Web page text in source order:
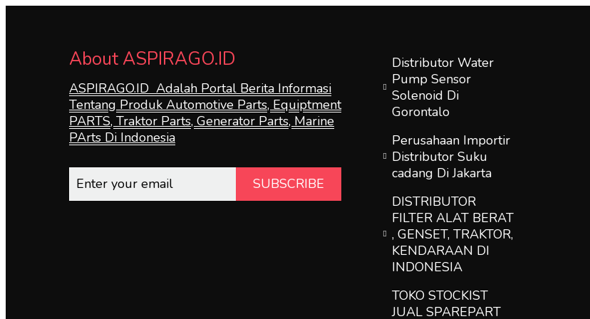
About ASPIRAGO.ID
ASPIRAGO.ID Adalah Portal Berita Informasi
Tentang Produk Automotive Parts, Equiptment
PARTS, Traktor Parts, Generator Parts, Marine
PArts Di Indonesia
SUBSCRIBE
Distributor Water
Pump Sensor
Solenoid Di
Gorontalo
Perusahaan Importir
Distributor Suku
cadang Di Jakarta
DISTRIBUTOR
FILTER ALAT BERAT
, GENSET, TRAKTOR,
KENDARAAN DI
INDONESIA
TOKO STOCKIST
JUAL SPAREPART